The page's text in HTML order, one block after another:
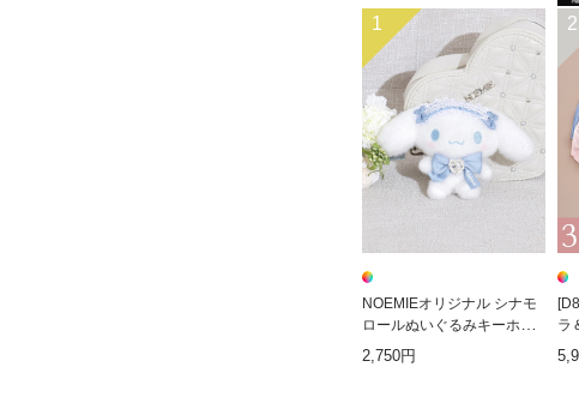
1
NOEMIEオリジナル シナモ
ロールぬいぐるみキーホル
ダー
2,750円
2
ラ
EB